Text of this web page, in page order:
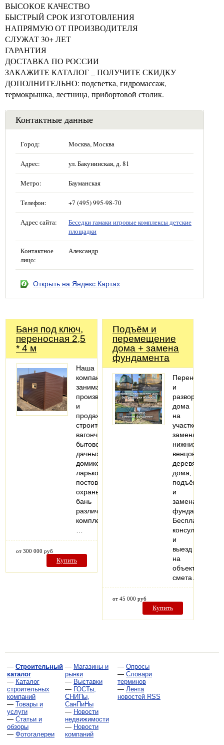
ВЫСОКОЕ КАЧЕСТВО
БЫСТРЫЙ СРОК ИЗГОТОВЛЕНИЯ
НАПРЯМУЮ ОТ ПРОИЗВОДИТЕЛЯ
СЛУЖАТ 30+ ЛЕТ
ГАРАНТИЯ
ДОСТАВКА ПО РОССИИ
ЗАКАЖИТЕ КАТАЛОГ _ ПОЛУЧИТЕ СКИДКУ
ДОПОЛНИТЕЛЬНО: подсветка, гидромассаж,
термокрышка, лестница, прибортовой столик.
Контактные данные
Город: Москва, Москва
Адрес: ул. Бакунинская, д. 81
Метро: Бауманская
Телефон: +7 (495) 995-98-70
Адрес сайта:
Беседки гамаки игровые комплексы детские
площадки
Контактное
лицо:
Александр
Открыть на Яндекс.Картах
Баня под ключ,
переносная 2,5
* 4 м
Наша
компания
занимается
производством
и
продажей
строительных
вагончиков,
бытовок,
дачных
домиков,
ларьков,
постов
охраны,
бань
различной
комплектации.
от 300 000 руб
Купить
Подъём и
перемещение
дома + замена
фундамента
Перенос
и
разворот
дома
на
участке,
замена
нижних
венцов
деревянного
дома,
подъём
и
замена
фундамента.
Бесплатная
консультация
и
выезд
на
объект,
смета…
от 45 000 руб
Купить
— Строительный
каталог
— Каталог
строительных
компаний
— Товары и
услуги
— Статьи и
обзоры
— Фотогалереи
— Магазины и
рынки
— Выставки
— ГОСТы,
СНИПы,
СанПиНы
— Новости
недвижимости
— Новости
компаний
— Опросы
— Словари
терминов
— Лента
новостей RSS